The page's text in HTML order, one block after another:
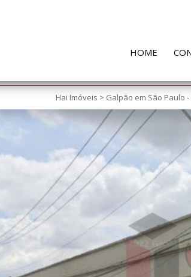
HOME
Hai Imóveis > Galpão em São Paulo -